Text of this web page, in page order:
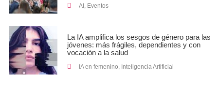
AI , Eventos
La IA amplifica los sesgos de género para las
jóvenes: más frágiles, dependientes y con
vocación a la salud
IA en femenino Inteligencia Artificial